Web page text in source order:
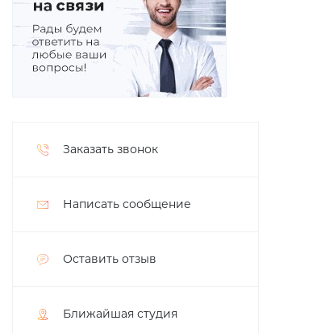
Заказать звонок
Написать сообщение
Оставить отзыв
Ближайшая студия